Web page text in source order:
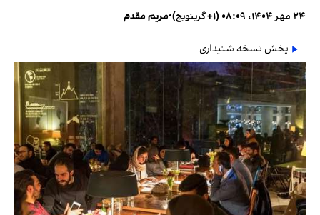
۲۴ مهر ۱۴۰۴، ۰۸:۰۹ (‎+۱ گرینویچ) •مریم مقدم
پخش نسخه شنیداری